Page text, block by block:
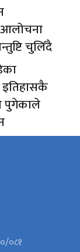
आलोचना
चुलिँदै
पुगेकाले
०८१